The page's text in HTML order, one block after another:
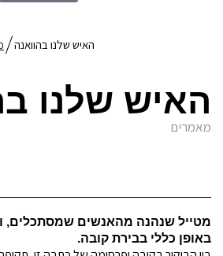
האיש שלנו בהוואנה
האיש שלנו
מאמרים
מטייל שנהנה מהאנשים שמסתכלים,
באופן כללי בבירת קובה.